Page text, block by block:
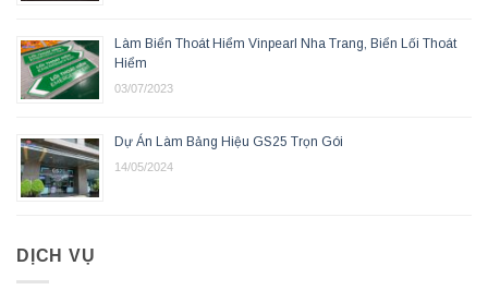
Làm Biển Thoát Hiểm Vinpearl Nha Trang, Biển Lối Thoát
Hiểm
03/07/2023
Dự Án Làm Bảng Hiệu GS25 Trọn Gói
14/05/2024
DỊCH VỤ